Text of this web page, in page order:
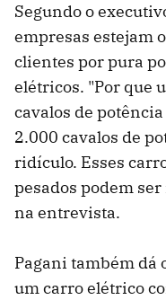
Segundo o
empresas estejam
clientes por pura
elétricos. "Por que
cavalos de
2.000 cavalos de
ridículo. Esses
pesados ​​podem
na entrevista.
Pagani também dá
um carro elétrico